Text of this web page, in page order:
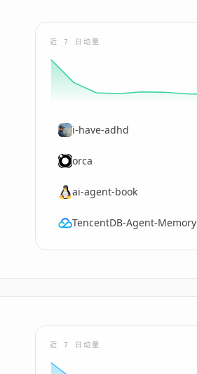
近 7 日动量
i-have-adhd
orca
ai-agent-book
TencentDB-Agent-Memory
近 7 日动量